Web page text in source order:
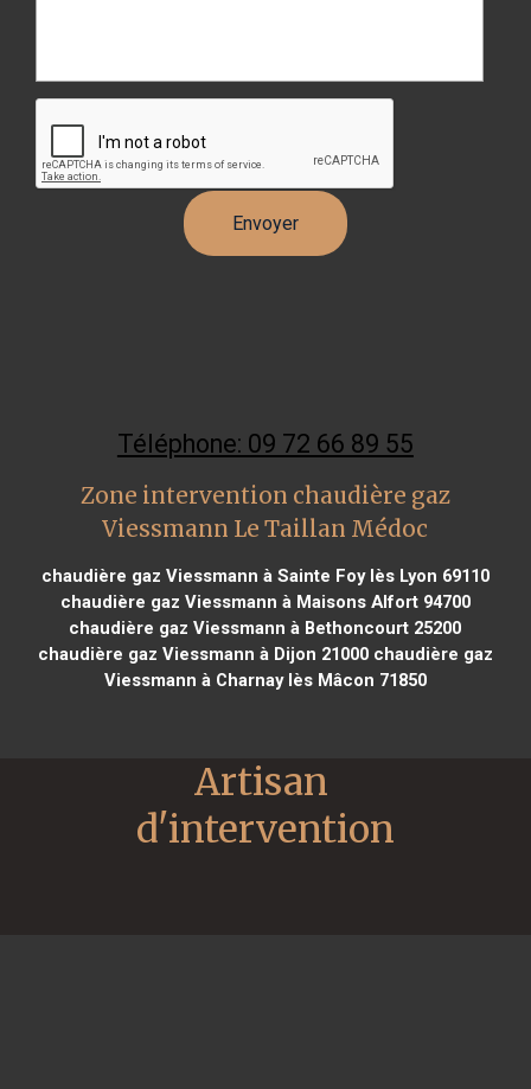
Téléphone: 09 72 66 89 55
Zone intervention chaudière gaz
Viessmann Le Taillan Médoc
chaudière gaz Viessmann à Sainte Foy lès Lyon 69110
chaudière gaz Viessmann à Maisons Alfort 94700
chaudière gaz Viessmann à Bethoncourt 25200
chaudière gaz Viessmann à Dijon 21000chaudière gaz
Viessmann à Charnay lès Mâcon 71850
Artisan
d'intervention